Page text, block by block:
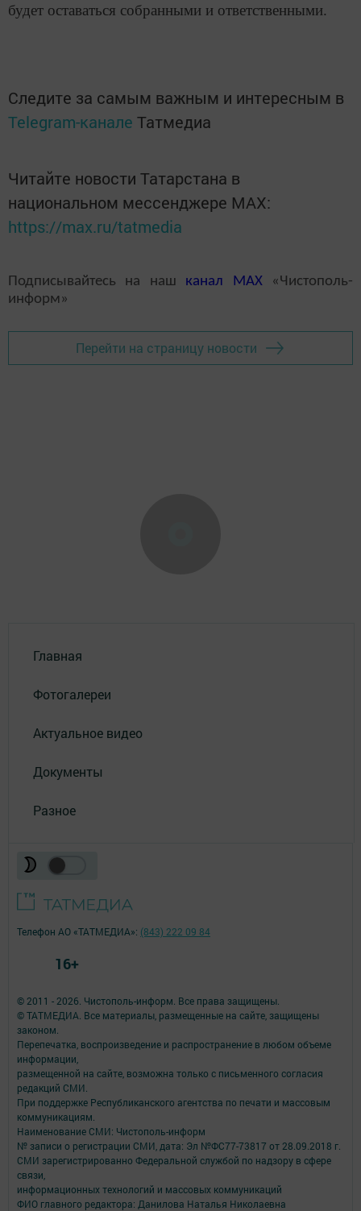
будет оставаться собранными и ответственными.
Следите за самым важным и интересным в
Telegram-канале Татмедиа
Читайте новости Татарстана в
национальном мессенджере MАХ:
https://max.ru/tatmedia
Подписывайтесь на наш канал MAX«Чистополь-
информ»
Перейти на страницу новости
Главная
Фотогалереи
Актуальное видео
Документы
Разное
© 2011 - 2026. Чистополь-информ. Все права защищены.
© ТАТМЕДИА. Все материалы, размещенные на сайте, защищены
законом.
Перепечатка, воспроизведение и распространение в любом объеме
информации,
размещенной на сайте, возможна только с письменного согласия
редакций СМИ.
При поддержке Республиканского агентства по печати и массовым
коммуникациям.
Наименование СМИ: Чистополь-информ
№ записи о регистрации СМИ, дата: Эл №ФС77-73817 от 28.09.2018 г.
СМИ зарегистрированно Федеральной службой по надзору в сфере
связи,
информационных технологий и массовых коммуникаций
ФИО главного редактора: Данилова Наталья Николаевна
Телефон АО «ТАТМЕДИА»: (843) 222 09 84
16+